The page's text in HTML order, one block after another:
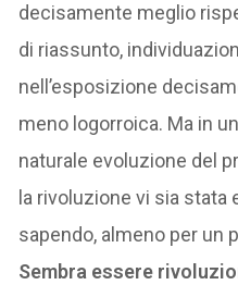
decisamente meglio
di riassunto,
nell’esposizione
meno logorroica. Ma in
naturale evoluzione del
la rivoluzione vi sia stata
sapendo, almeno per un
Sembra essere